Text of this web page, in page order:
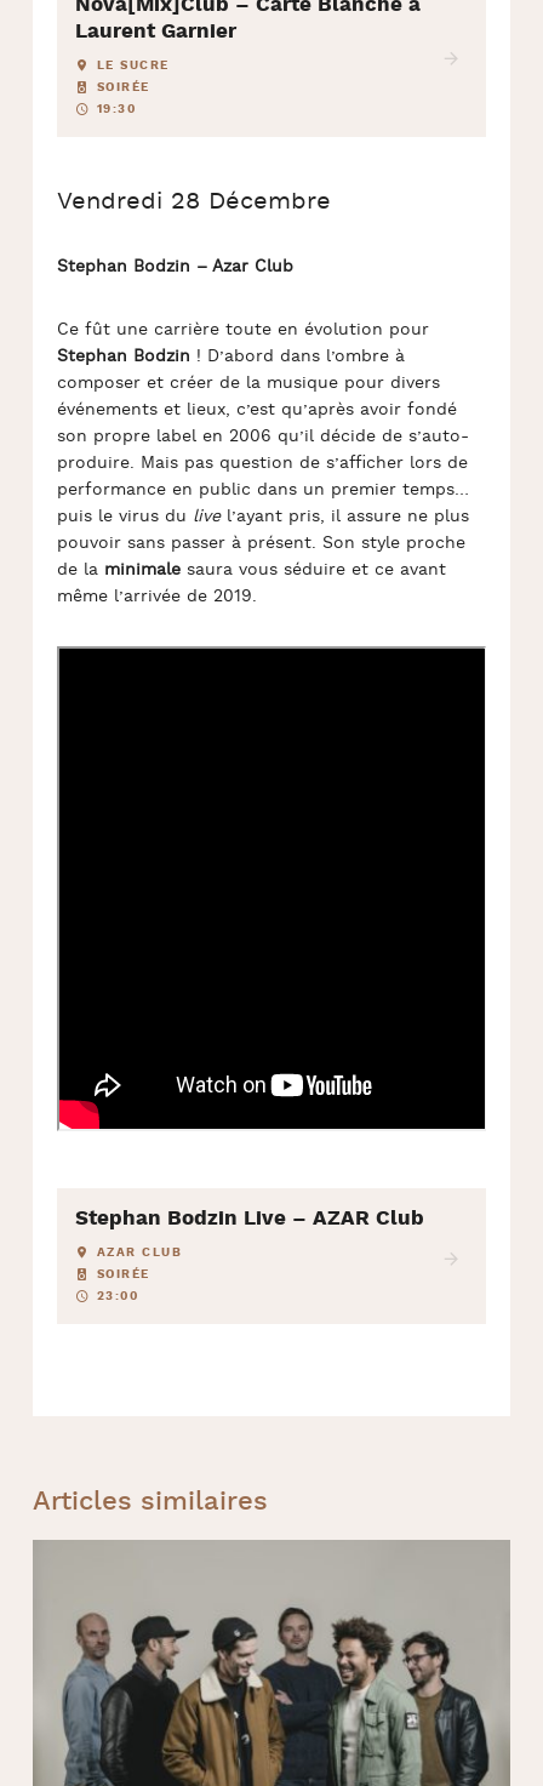
Nova[Mix]Club – Carte Blanche à
Laurent Garnier
LE SUCRE
SOIRÉE
19:30
Vendredi 28 Décembre
Stephan Bodzin – Azar Club
Ce fût une carrière toute en évolution pour
Stephan Bodzin ! D’abord dans l’ombre à
composer et créer de la musique pour divers
événements et lieux, c’est qu’après avoir fondé
son propre label en 2006 qu’il décide de s’auto-
produire. Mais pas question de s’afficher lors de
performance en public dans un premier temps…
puis le virus du livel’ayant pris, il assure ne plus
pouvoir sans passer à présent. Son style proche
de la minimalesaura vous séduire et ce avant
même l’arrivée de 2019.
Stephan Bodzin Live – AZAR Club
AZAR CLUB
SOIRÉE
23:00
Articles similaires